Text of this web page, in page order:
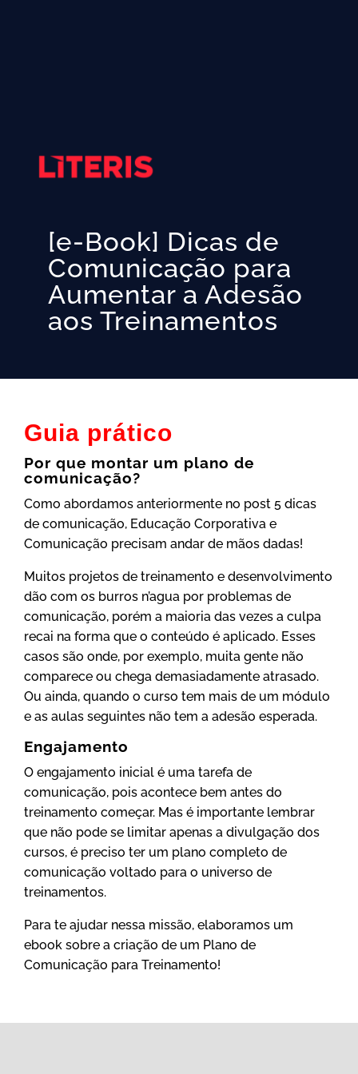
[e-Book] Dicas de
Comunicação para
Aumentar a Adesão
aos Treinamentos
Guia prático
Por que montar um plano de
comunicação?
Como abordamos anteriormente no post 5 dicas
de comunicação, Educação Corporativa e
Comunicação precisam andar de mãos dadas!
Muitos projetos de treinamento e desenvolvimento
dão com os burros n’agua por problemas de
comunicação, porém a maioria das vezes a culpa
recai na forma que o conteúdo é aplicado. Esses
casos são onde, por exemplo, muita gente não
comparece ou chega demasiadamente atrasado.
Ou ainda, quando o curso tem mais de um módulo
e as aulas seguintes não tem a adesão esperada.
Engajamento
O engajamento inicial é uma tarefa de
comunicação, pois acontece bem antes do
treinamento começar. Mas é importante lembrar
que não pode se limitar apenas a divulgação dos
cursos, é preciso ter um plano completo de
comunicação voltado para o universo de
treinamentos.
Para te ajudar nessa missão, elaboramos um
ebook sobre a criação de um Plano de
Comunicação para Treinamento!